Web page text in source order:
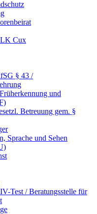
LK Cux
§ 43 /
und
Betreuung gem. §
Sprache und Sehen
Test / Beratungsstelle für